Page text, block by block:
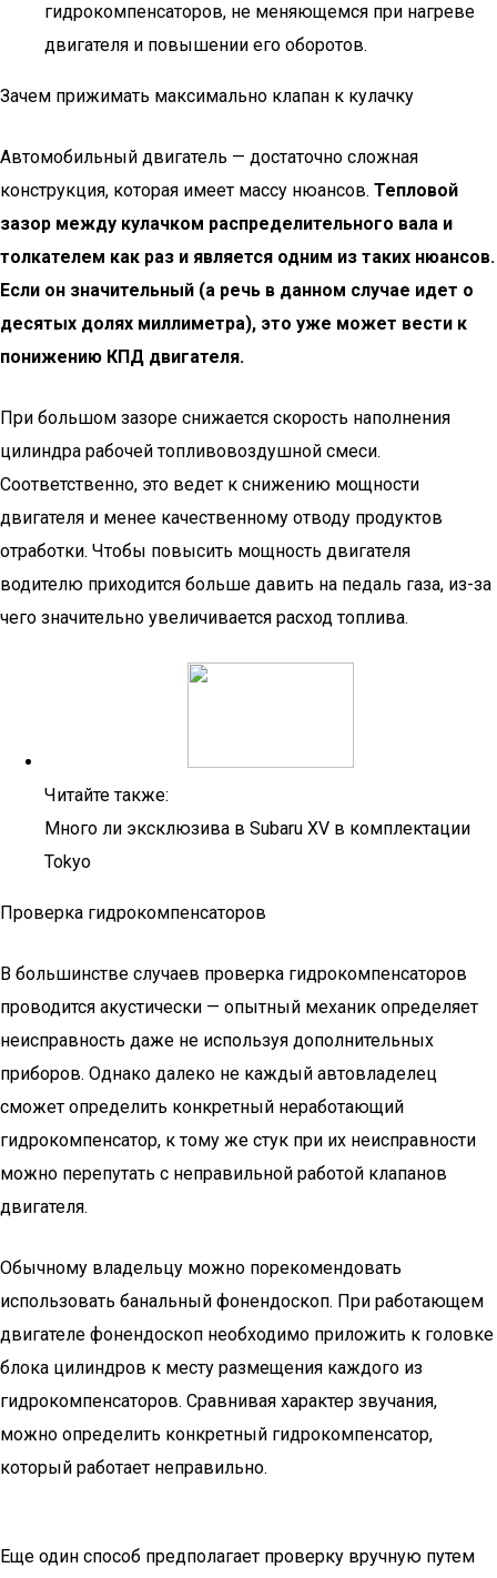
гидрокомпенсаторов, не меняющемся при нагреве
двигателя и повышении его оборотов.
Зачем прижимать максимально клапан к кулачку
Автомобильный двигатель — достаточно сложная
конструкция, которая имеет массу нюансов. Тепловой
зазор между кулачком распределительного вала и
толкателем как раз и является одним из таких нюансов.
Если он значительный (а речь в данном случае идет о
десятых долях миллиметра), это уже может вести к
понижению КПД двигателя.
При большом зазоре снижается скорость наполнения
цилиндра рабочей топливовоздушной смеси.
Соответственно, это ведет к снижению мощности
двигателя и менее качественному отводу продуктов
отработки. Чтобы повысить мощность двигателя
водителю приходится больше давить на педаль газа, из-за
чего значительно увеличивается расход топлива.
Читайте также:
Много ли эксклюзива в Subaru XV в комплектации
Tokyo
Проверка гидрокомпенсаторов
В большинстве случаев проверка гидрокомпенсаторов
проводится акустически — опытный механик определяет
неисправность даже не используя дополнительных
приборов. Однако далеко не каждый автовладелец
сможет определить конкретный неработающий
гидрокомпенсатор, к тому же стук при их неисправности
можно перепутать с неправильной работой клапанов
двигателя.
Обычному владельцу можно порекомендовать
использовать банальный фонендоскоп. При работающем
двигателе фонендоскоп необходимо приложить к головке
блока цилиндров к месту размещения каждого из
гидрокомпенсаторов. Сравнивая характер звучания,
можно определить конкретный гидрокомпенсатор,
который работает неправильно.
Еще один способ предполагает проверку вручную путем